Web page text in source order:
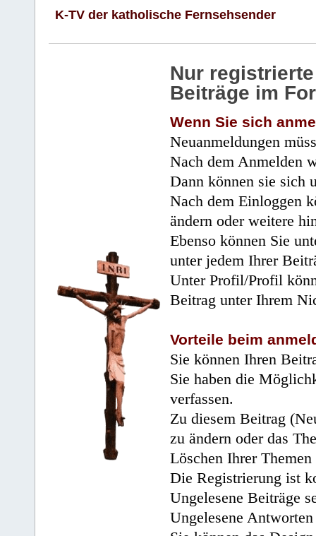
K-TV der katholische Fernsehsender
Nur
Beiträge im
Wenn Sie sich
Neuanmeldungen
Nach dem Anmelden
Dann können sie sich
Nach dem Einloggen
ändern oder weitere
Ebenso können Sie
unter jedem Ihrer
Unter Profil/Profil
Beitrag unter Ihrem
Vorteile beim
Sie können Ihren
Sie haben die
verfassen.
Zu diesem Beitrag
zu ändern oder das
Löschen Ihrer
Die Registrierung ist
Ungelesene Beiträge
Ungelesene